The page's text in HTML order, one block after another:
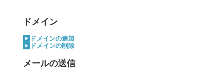
ドメイン
ドメインの追加
ドメインの削除
メールの送信